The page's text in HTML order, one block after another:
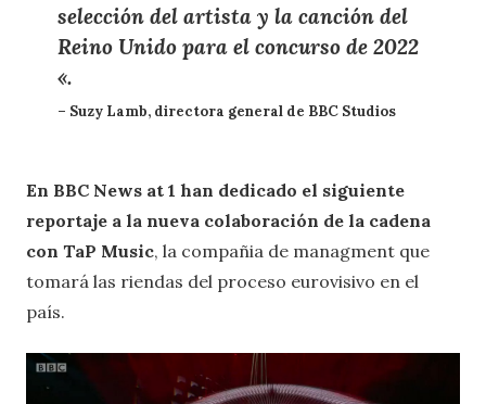
selección del artista y la canción del
Reino Unido para el concurso de 2022
«.
– Suzy Lamb, directora general de BBC Studios
En BBC News at 1 han dedicado el siguiente
reportaje a la nueva colaboración de la cadena
con TaP Music, la compañia de managment que
tomará las riendas del proceso eurovisivo en el
país.